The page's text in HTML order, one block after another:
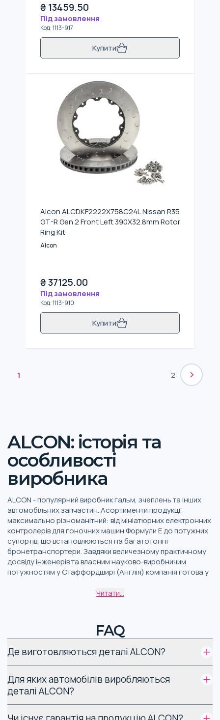
₴ 13459.50
Під замовлення
Код:1113-917
Купити
Alcon ALCDKF2222X758C24L Nissan R35
GT-R Gen 2 Front Left 390X32.8mm Rotor
Ring Kit
Alcon
₴37125.00
Під замовлення
Код:1113-910
Купити
1 2
ALCON: історія та
особливості
виробника
ALCON - популярний виробник гальм, зчеплень та інших
автомобільних запчастин. Асортименти продукції
максимально різноманітний: від мініатюрних електронних
контролерів для гоночних машин Формули E до потужних
супортів, що встановлюються на багатотонні
бронетранспортери. Завдяки величезному практичному
досвіду інженерів та власним науково-виробничим
потужностям у Стаффордширі (Англія) компанія готова у
систем з нуля відповідно до вимог замовника.
колишній гонщик Джон Мур, на той момент керуючий
директор Alexander Controls Ltd. Першим помітним
продуктом стали високопродуктивні дискові гальма та
супорти для групи B Quattro. Вже незабаром якість
комплектуючих ALCON отримала високу оцінку від еліти
автоспорту, включаючи команди Formula-1. Протягом 40
років компанія залишається провідним постачальником
Читати...
FAQ
Де виготовляються деталі ALCON?
Для яких автомобілів виробляються
деталі ALCON?